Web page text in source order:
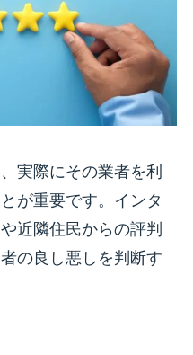
実際にその業者を利
が重要です。インタ
近隣住民からの評判
の良し悪しを判断す